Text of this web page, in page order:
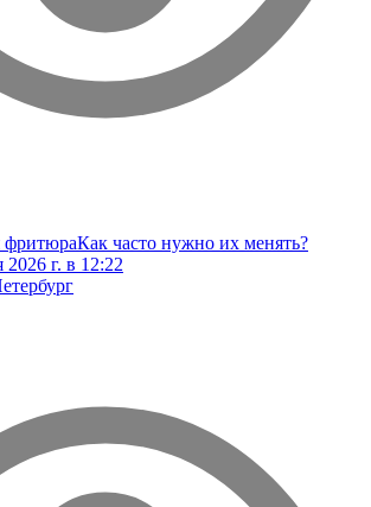
фритюраКак часто нужно их менять?
г. в 12:22